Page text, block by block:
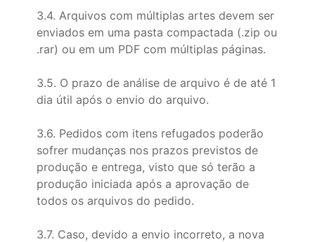
3.4. Arquivos com múltiplas artes devem ser
enviados em uma pasta compactada (.zip ou
.rar) ou em um PDF com múltiplas páginas.
3.5. O prazo de análise de arquivo é de até 1
dia útil após o envio do arquivo.
3.6. Pedidos com itens refugados poderão
sofrer mudanças nos prazos previstos de
produção e entrega, visto que só terão a
produção iniciada após a aprovação de
todos os arquivos do pedido.
3.7. Caso, devido a envio incorreto, a nova